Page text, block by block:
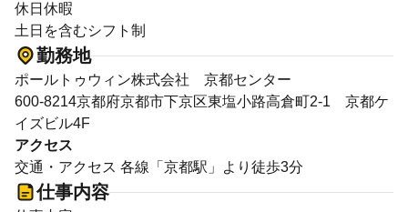
休日休暇
土日を含むシフト制
勤務地
ポールトゥウィン株式会社 京都センター
600-8214京都府京都市下京区東塩小路高倉町2-1 京都ケ
イズビル4F
アクセス
交通・アクセス 各線「京都駅」より徒歩3分
仕事内容